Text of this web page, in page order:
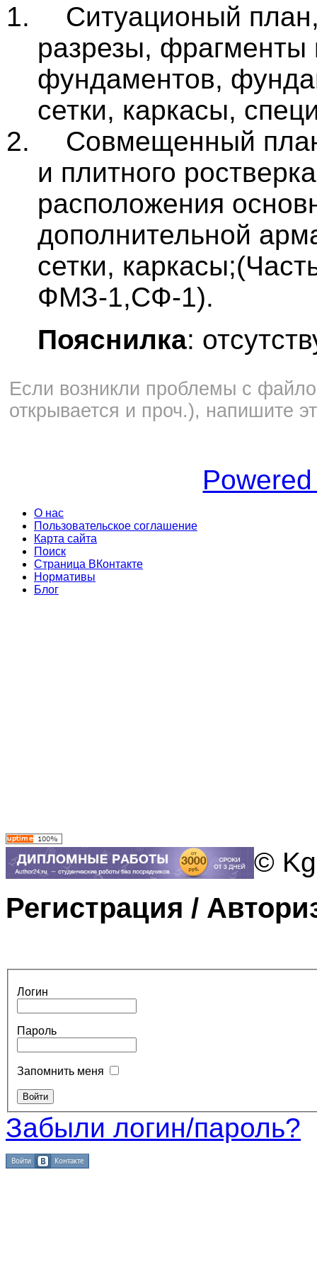
Ситуационый
разрезы, фрагменты
фундаментов,
сетки, каркасы,
Совмещенный
и плитного
расположения
дополнительной
сетки,
ФМЗ-1,СФ-1).
Пояснилка:
Если возникли проблемы с
открывается и проч.), напишите
О нас
Пользовательское соглашение
Карта сайта
Поиск
Страница ВКонтакте
Нормативы
Блог
©
Регистрация /
Логин
Пароль
Запомнить меня
Забыли логин/пароль?